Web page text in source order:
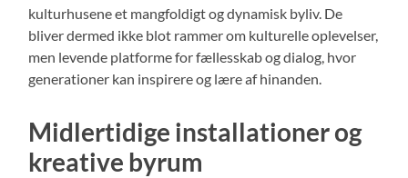
kulturhusene et mangfoldigt og dynamisk byliv. De
bliver dermed ikke blot rammer om kulturelle oplevelser,
men levende platforme for fællesskab og dialog, hvor
generationer kan inspirere og lære af hinanden.
Midlertidige installationer og
kreative byrum